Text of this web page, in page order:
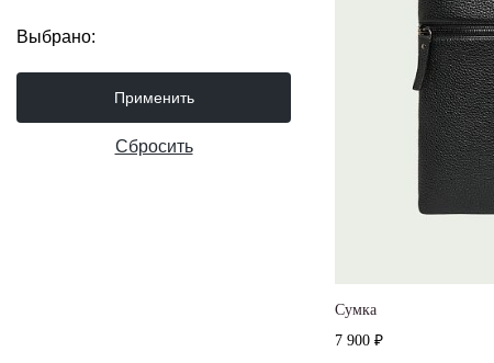
Выбрано:
Применить
Сбросить
Cумка
7 900 ₽